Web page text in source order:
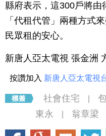
縣府表示，這300戶將由
「代租代管」兩種方式
民眾租的安心。
新唐人亞太電視 張金洲
按讚加入 新唐人亞太電視
社會住宅
東永
翁章梁